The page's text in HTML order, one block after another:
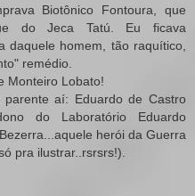
Biotônico Fontoura, que
do Jeca Tatú. Eu ficava
daquele homem, tão raquítico,
remédio.
Monteiro Lobato!
aí: Eduardo de Castro
do Laboratório Eduardo
herói da Guerra
pra ilustrar..rsrsrs!).